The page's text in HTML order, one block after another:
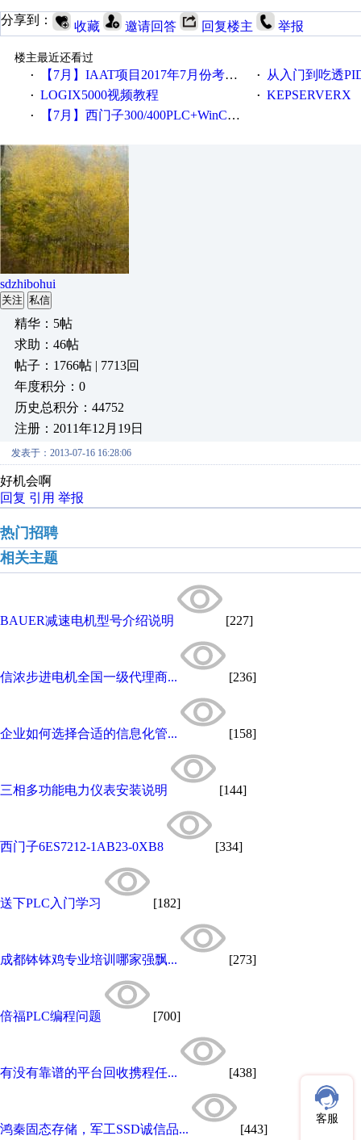
分享到： 收藏 邀请回答 回复楼主 举报
楼主最近还看过
·
【7月】IAAT项目2017年7月份考试通知！ · 从入门到吃透
· LOGIX5000视频教程 · KEPSERVERX
· 【7月】西门子300/400PLC+WinCC技术培训班通知！
sdzhibohui
关注 私信
精华：5帖
求助：46帖
帖子：1766帖 | 7713回
年度积分：0
历史总积分：44752
注册：2011年12月19日
发表于：2013-07-16 16:28:06
好机会啊
回复 引用 举报
热门招聘
相关主题
BAUER减速电机型号介绍说明 [227]
信浓步进电机全国一级代理商... [236]
企业如何选择合适的信息化管... [158]
三相多功能电力仪表安装说明 [144]
西门子6ES7212-1AB23-0XB8 [334]
送下PLC入门学习 [182]
成都钵钵鸡专业培训哪家强飘... [273]
倍福PLC编程问题 [700]
有没有靠谱的平台回收携程任... [438]
鸿秦固态存储，军工SSD诚信品... [443]
客服